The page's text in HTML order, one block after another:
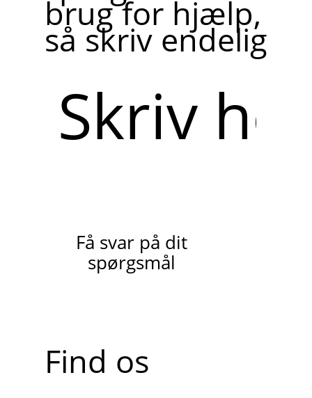
brug for hjælp,
så skriv endelig
her
Få svar på dit
spørgsmål
Find os